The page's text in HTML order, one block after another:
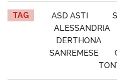
TAG ASD ASTI
ALESSANDRIA
DERTHONA
SANREMESE